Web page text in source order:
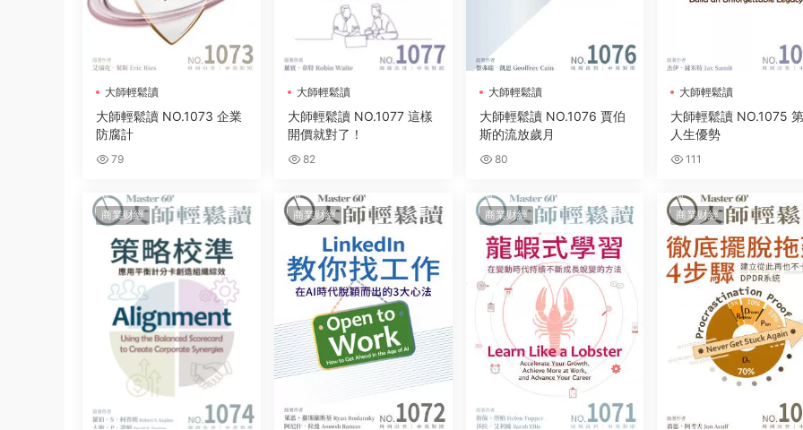
大師輕鬆讀
大師輕鬆讀 NO.1073 企業
防腐計
79
大師輕鬆讀
大師輕鬆讀 NO.1077 這樣
開價就對了！
82
大師輕鬆讀
大師輕鬆讀 NO.1076 賈伯
斯的流放歲月
80
大師輕鬆讀
大師輕鬆讀 NO.1075
人生優勢
111
商業财經 商業财經 商業财經 商業财經